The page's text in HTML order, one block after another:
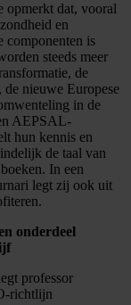
opmerkt dat, vooral
en
componenten is
steeds meer
de
nieuwe Europese
in de
AEPSAL-
hun kennis en
de taal van
In een
legt zij ook uit
onderdeel
professor
richtlijn